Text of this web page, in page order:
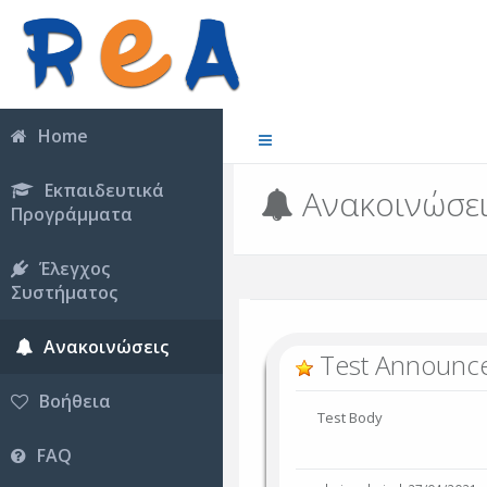
Home
Εκπαιδευτικά
Προγράμματα
Έλεγχος
Συστήματος
Ανακοινώσεις
Βοήθεια
FAQ
Test
Test Body